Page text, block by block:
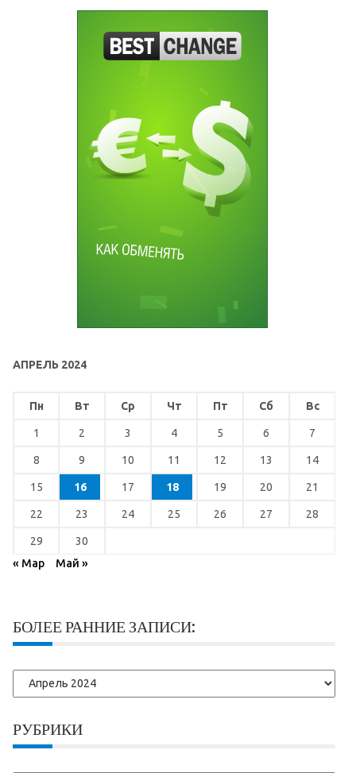
АПРЕЛЬ 2024
Пн Вт Ср Чт Пт Сб Вс
1 2 3 4 5 6 7
8 9 10 11 12 13 14
15 16 17 18 19 20 21
22 23 24 25 26 27 28
29
30
« Мар
Май »
БОЛЕЕ РАННИЕ ЗАПИСИ:
Более
ранние
РУБРИКИ